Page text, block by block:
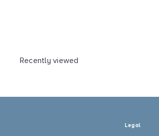
Recently viewed
Legal